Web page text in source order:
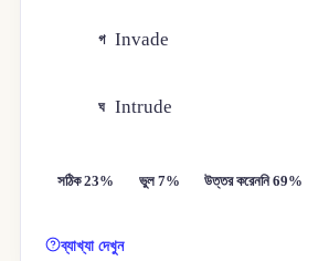
গ Invade
ঘ Intrude
সঠিক 23% ভুল 7% উত্তর করেননি 69%
ব্যাখ্যা দেখুন